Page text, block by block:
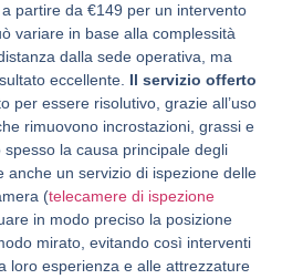
partire da €149 per un intervento
variare in base alla complessità
dalla sede operativa, ma
eccellente. Il servizio offerto
per essere risolutivo, grazie all’uso
rimuovono incrostazioni, grassi e
la causa principale degli
anche un servizio di ispezione delle
(telecamere di ispezione
in modo preciso la posizione
mirato, evitando così interventi
loro esperienza e alle attrezzature